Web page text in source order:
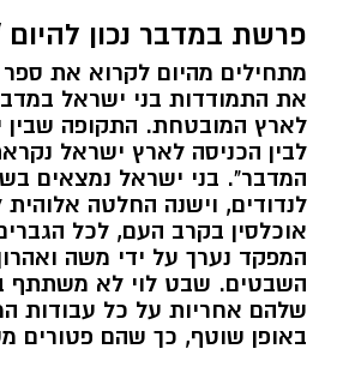
פרשת במדבר נכון
מתחילים מהיום לקרוא את
את התמודדות בני ישראל
לארץ המובטחת. התקופה שבין
לבין הכניסה לארץ ישראל
המדבר". בני ישראל נמצאים
לנדודים, וישנה החלטה
המפקד נערך על ידי משה
השבטים. שבט לוי לא משתתף
שלהם אחריות על כל עבודות
באופן שוטף, כך שהם פטורים